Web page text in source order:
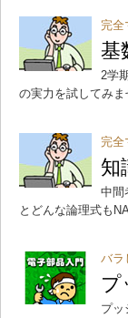
完全
基
2学
の実力を試してみま
完全
知
中間
とどんな論理式も
バラ
プ
プッ